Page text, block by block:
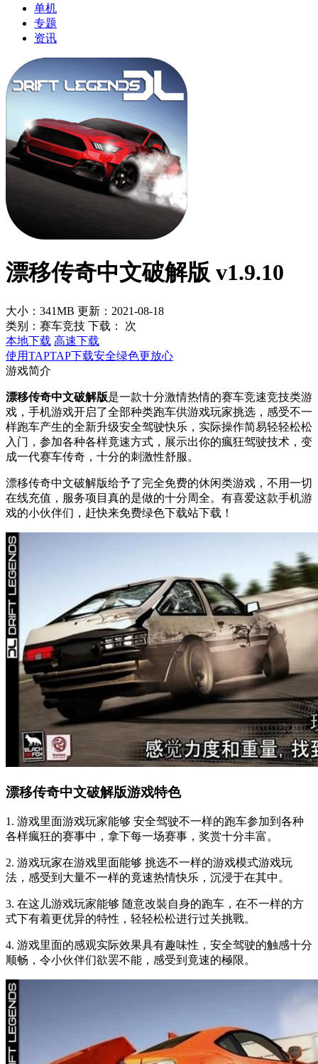
单机
专题
资讯
漂移传奇中文破解版 v1.9.10
大小：341MB 更新：2021-08-18
类别：赛车竞技 下载：
次
本地下载 高速下载
使用TAPTAP下载安全绿色更放心
游戏简介
漂移传奇中文破解版是一款十分激情热情的赛车竞速竞技类游
戏，手机游戏开启了全部种类跑车供游戏玩家挑选，感受不一
样跑车产生的全新升级安全驾驶快乐，实际操作简易轻轻松松
入门，参加各种各样竟速方式，展示出你的瘋狂驾驶技术，变
成一代赛车传奇，十分的刺激性舒服。
漂移传奇中文破解版给予了完全免费的休闲类游戏，不用一切
在线充值，服务项目真的是做的十分周全。有喜爱这款手机游
戏的小伙伴们，赶快来免费绿色下载站下载！
漂移传奇中文破解版游戏特色
1. 游戏里面游戏玩家能够 安全驾驶不一样的跑车参加到各种
各样瘋狂的赛事中，拿下每一场赛事，奖赏十分丰富。
2. 游戏玩家在游戏里面能够 挑选不一样的游戏模式游戏玩
法，感受到大量不一样的竟速热情快乐，沉浸于在其中。
3. 在这儿游戏玩家能够 随意改裝自身的跑车，在不一样的方
式下有着更优异的特性，轻轻松松进行过关挑戰。
4. 游戏里面的感观实际效果具有趣味性，安全驾驶的触感十分
顺畅，令小伙伴们欲罢不能，感受到竟速的極限。